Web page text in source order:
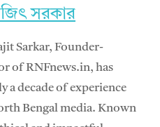
সরকার
Sarkar, Founder-
of RNFnews.in, has
a decade of experience
Bengal media. Known